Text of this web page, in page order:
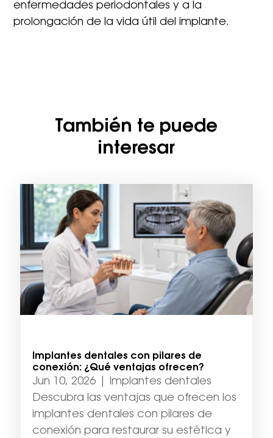
enfermedades periodontales y a la
prolongación de la vida útil del implante.
También te puede
interesar
Implantes dentales con pilares de
conexión: ¿Qué ventajas ofrecen?
Jun 10, 2026| Implantes dentales
Descubra las ventajas que ofrecen los
implantes dentales con pilares de
conexión para restaurar su estética y